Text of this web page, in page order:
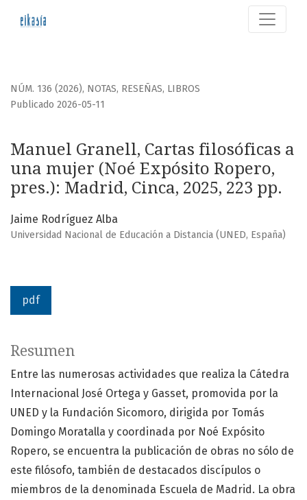
Manuel Granell, Cartas filosóficas a una mujer (Noé
NÚM. 136 (2026), NOTAS, RESEÑAS, LIBROS
Manuel Granell, Cartas filosóficas a
una mujer (Noé Expósito Ropero,
pres.): Madrid, Cinca, 2025, 223 pp.
Publicado 2026-05-11
Jaime Rodríguez Alba
Universidad Nacional de Educación a Distancia (UNED, España)
pdf
Resumen
Entre las numerosas actividades que realiza la Cátedra
Internacional José Ortega y Gasset, promovida por la
UNED y la Fundación Sicomoro, dirigida por Tomás
Domingo Moratalla y coordinada por Noé Expósito
Ropero, se encuentra la publicación de obras no sólo de
este filósofo, también de destacados discípulos o
miembros de la denominada Escuela de Madrid. La obra